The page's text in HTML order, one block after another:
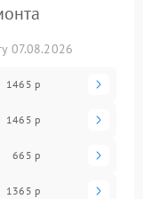
07.08.2026
1465 р
1465 р
665 р
1365 р